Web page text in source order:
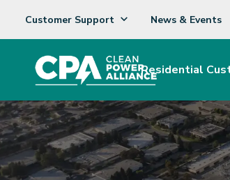
Customer Support News & Events
Residential